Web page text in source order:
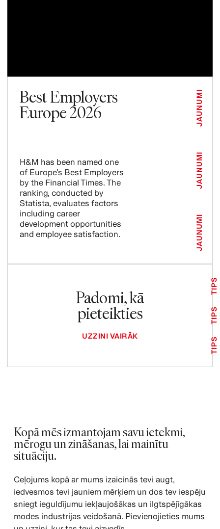
Best Employers
Europe 2026
H&M has been named one
of Europe’s Best Employers
by the Financial Times. The
ranking, conducted by
Statista, evaluates factors
including career
development opportunities
and employee satisfaction.
JAUNUMI
JAUNUMI
JAUNUMI
Padomi, kā
pieteikties
UZZINI VAIRĀK
TIPS
TIPS
TIPS
Kopā mēs izmantojam savu ietekmi,
mērogu un zināšanas, lai mainītu
situāciju.
Ceļojums kopā ar mums izaicinās tevi augt,
iedvesmos tevi jauniem mērķiem un dos tev iespēju
sniegt ieguldījumu iekļaujošākas un ilgtspējīgākas
modes industrijas veidošanā. Pievienojieties mums